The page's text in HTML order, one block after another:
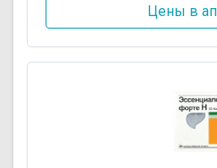
Цены в